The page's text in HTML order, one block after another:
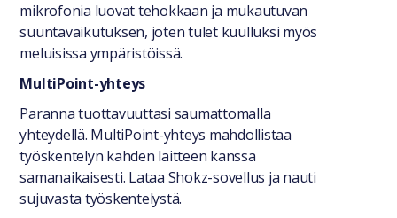
mikrofonia luovat tehokkaan ja mukautuvan
suuntavaikutuksen, joten tulet kuulluksi myös
meluisissa ympäristöissä.
MultiPoint-yhteys
Paranna tuottavuuttasi saumattomalla
yhteydellä. MultiPoint-yhteys mahdollistaa
työskentelyn kahden laitteen kanssa
samanaikaisesti. Lataa Shokz-sovellus ja nauti
sujuvasta työskentelystä.